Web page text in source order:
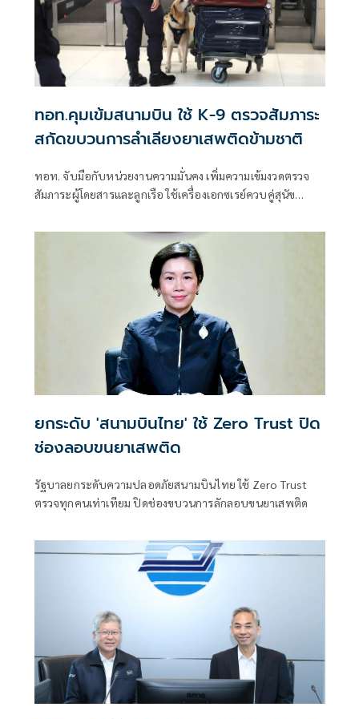
ทอท.คุมเข้มสนามบิน ใช้ K-9 ตรวจสัมภาระ
สกัดขบวนการลำเลียงยาเสพติดข้ามชาติ
ทอท. จับมือกับหน่วยงานความมั่นคง เพิ่มความเข้มงวดตรวจ
สัมภาระผู้โดยสารและลูกเรือ ใช้เครื่องเอกซเรย์ควบคู่สุนัข
ยกระดับมาตรฐานความปลอดภัยสู่ระดับสากล.
ยกระดับ 'สนามบินไทย' ใช้ Zero Trust ปิด
ช่องลอบขนยาเสพติด
รัฐบาลยกระดับความปลอดภัยสนามบินไทย ใช้ Zero Trust
ตรวจทุกคนเท่าเทียม ปิดช่องขบวนการลักลอบขนยาเสพติด